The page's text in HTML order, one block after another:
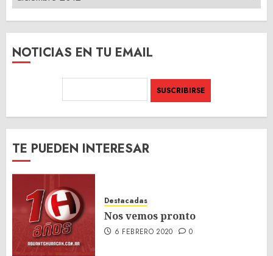
DEL
SITIO
NOTICIAS EN TU EMAIL
TE PUEDEN INTERESAR
Destacadas
Nos vemos pronto
6 FEBRERO 2020 0